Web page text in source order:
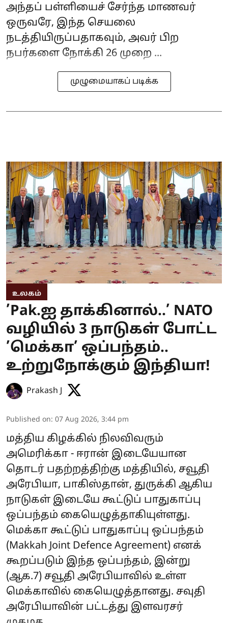
அந்தப் பள்ளியைச் சேர்ந்த மாணவர்
ஒருவரே, இந்த செயலை
நடத்தியிருப்பதாகவும், அவர் பிற
நபர்களை நோக்கி 26 முறை ...
முழுமையாகப் படிக்க
உலகம்
’Pak.ஐ தாக்கினால்..’ NATO
வழியில் 3 நாடுகள் போட்ட
’மெக்கா’ ஒப்பந்தம்..
உற்றுநோக்கும் இந்தியா!
Prakash J
Published on: 07 Aug 2026, 3:44 pm
மத்திய கிழக்கில் நிலவிவரும்
அமெரிக்கா - ஈரான் இடையேயான
தொடர் பதற்றத்திற்கு மத்தியில், சவூதி
அரேபியா, பாகிஸ்தான், துருக்கி ஆகிய
நாடுகள் இடையே கூட்டுப் பாதுகாப்பு
ஒப்பந்தம் கையெழுத்தாகியுள்ளது.
மெக்கா கூட்டுப் பாதுகாப்பு ஒப்பந்தம்
(Makkah Joint Defence Agreement) எனக்
கூறப்படும் இந்த ஒப்பந்தம், இன்று
(ஆக.7) சவூதி அரேபியாவில் உள்ள
மெக்காவில் கையெழுத்தானது. சவுதி
அரேபியாவின் பட்டத்து இளவரசர்